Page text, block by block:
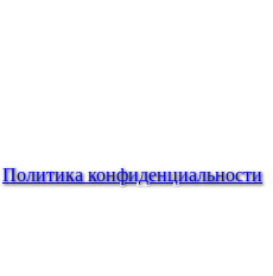
Политика конфиденциальности